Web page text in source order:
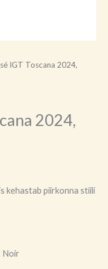
IGT Toscana 2024,
2024,
kehastab piirkonna stiili
Noir